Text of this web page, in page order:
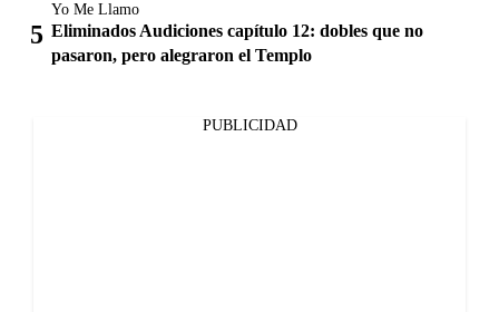
Yo Me Llamo
Eliminados Audiciones capítulo 12: dobles que no
pasaron, pero alegraron el Templo
PUBLICIDAD